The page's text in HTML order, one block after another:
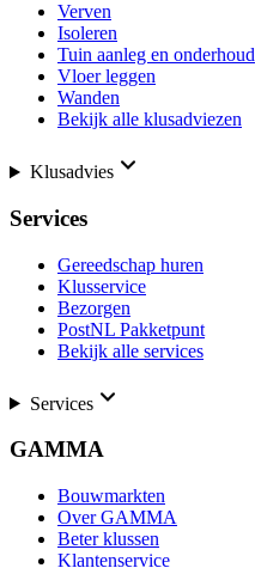
Verven
Isoleren
Tuin aanleg en onderhoud
Vloer leggen
Wanden
Bekijk alle klusadviezen
Klusadvies
Services
Gereedschap huren
Klusservice
Bezorgen
PostNL Pakketpunt
Bekijk alle services
Services
GAMMA
Bouwmarkten
Over GAMMA
Beter klussen
Klantenservice